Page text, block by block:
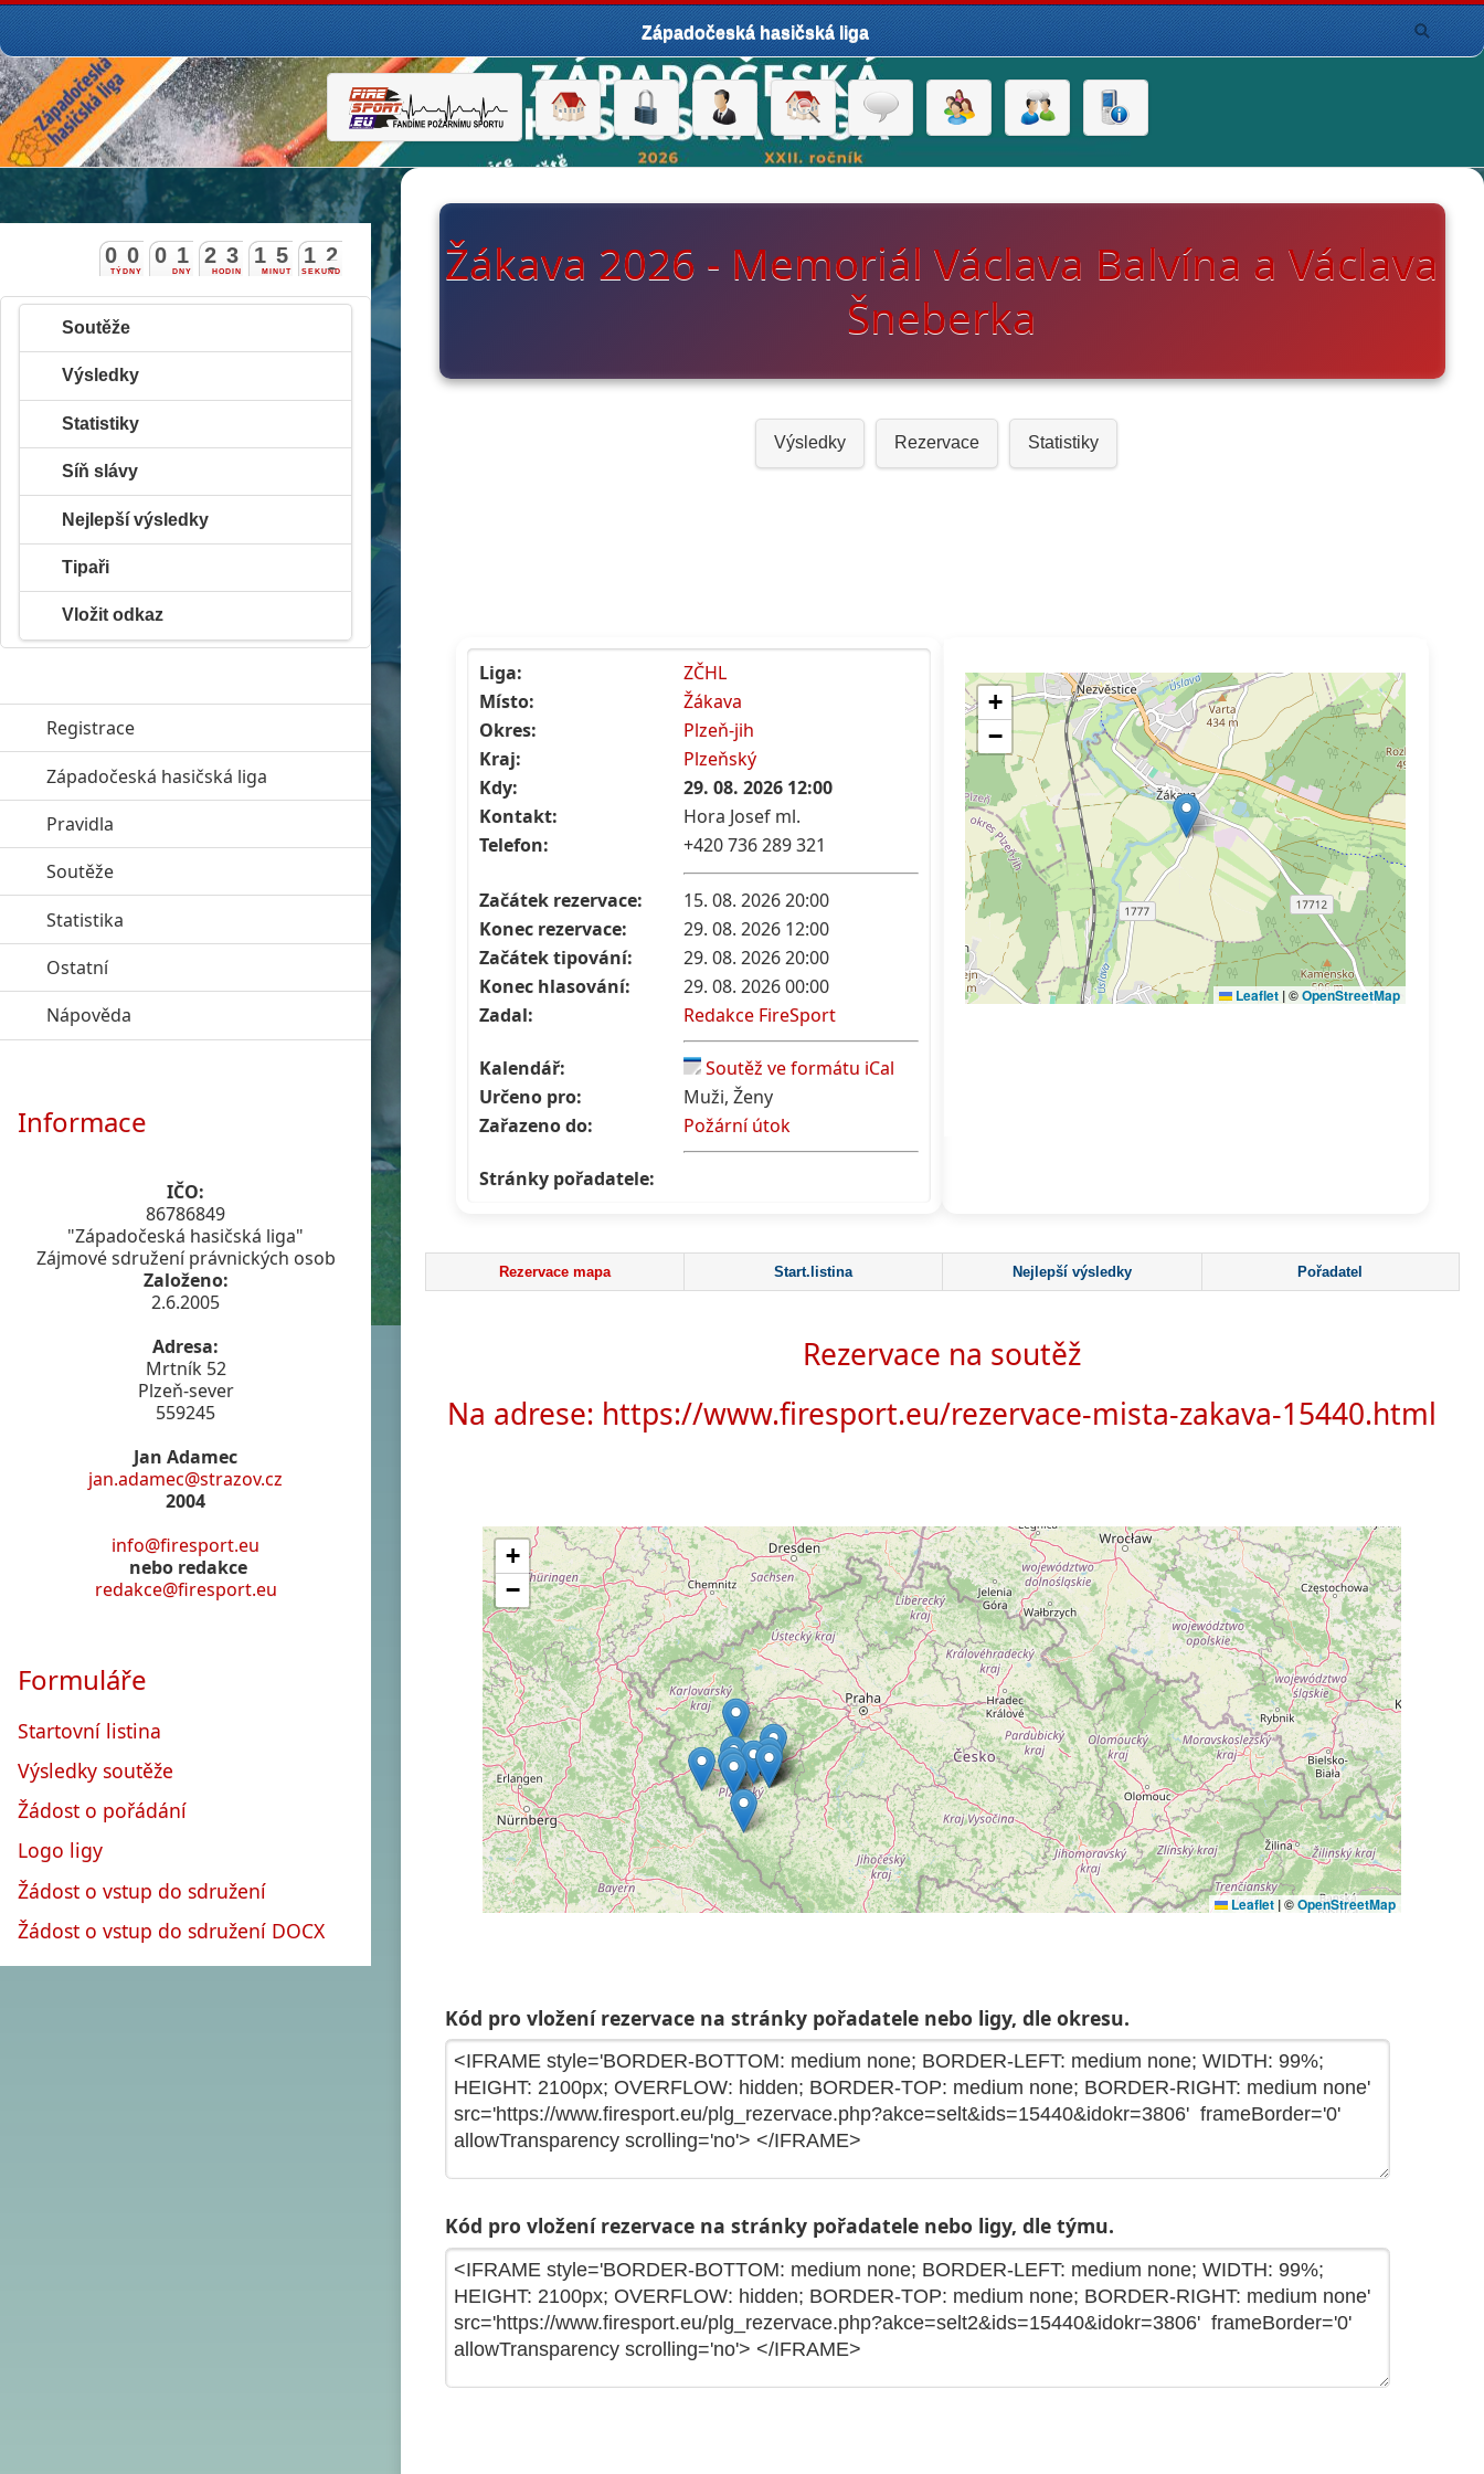
Západočeská hasičská liga
Žákava 2026 - Memoriál Václava Balvína a Václava
Šneberka
Výsledky Rezervace Statistiky
Liga:
ZČHL
Místo:
Žákava
Okres:
Plzeň-jih
Kraj:
Plzeňský
Kdy:
29. 08. 2026 12:00
Kontakt:
Hora Josef ml.
Telefon:
+420 736 289 321
Začátek rezervace:
15. 08. 2026 20:00
Konec rezervace:
29. 08. 2026 12:00
Začátek tipování:
29. 08. 2026 20:00
Konec hlasování:
29. 08. 2026 00:00
Zadal:
Redakce FireSport
Kalendář:
Soutěž ve formátu iCal
Určeno pro:
Muži, Ženy
Zařazeno do:
Požární útok
Stránky pořadatele:
Rezervace mapa Start.listina Nejlepší výsledky Pořadatel
Rezervace na soutěž
Na adrese: https://www.firesport.eu/rezervace-mista-zakava-15440.html
Kód pro vložení rezervace na stránky pořadatele nebo ligy, dle okresu.
Kód pro vložení rezervace na stránky pořadatele nebo ligy, dle týmu.
TÝDNY
0 0
DNY
0 1
HODIN
2 3
MINUT
1 5
SEKUND
1 1
2
Soutěže
Výsledky
Statistiky
Síň slávy
Nejlepší výsledky
Tipaři
Vložit odkaz
Registrace
Západočeská hasičská liga click to expand contents
Pravidla
Soutěže
Statistika
Ostatníclick to expand contents
Nápověda
Informace
IČO:
86786849
"Západočeská hasičská liga"
Zájmové sdružení právnických osob
Založeno:
2.6.2005
Adresa:
Mrtník 52
Plzeň-sever
559245
Jan Adamec
jan.adamec@strazov.cz
2004
info@firesport.eu
nebo redakce
redakce@firesport.eu
Formuláře
Startovní listina
Výsledky soutěže
Žádost o pořádání
Logo ligy
Žádost o vstup do sdružení
Žádost o vstup do sdružení DOCX